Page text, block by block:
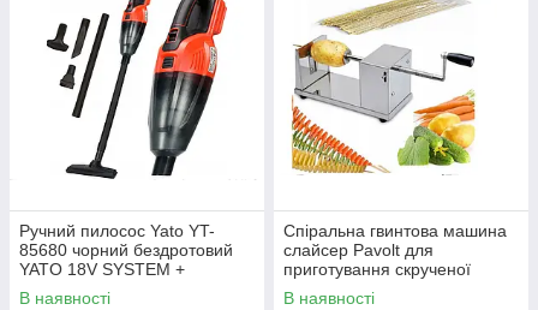
Ручний пилосос Yato YT-
85680 чорний бездротовий
YATO 18V SYSTEM +
приладдя
В наявності
Спіральна гвинтова машина
слайсер Pavolt для
приготування скрученої
картоплі
В наявності